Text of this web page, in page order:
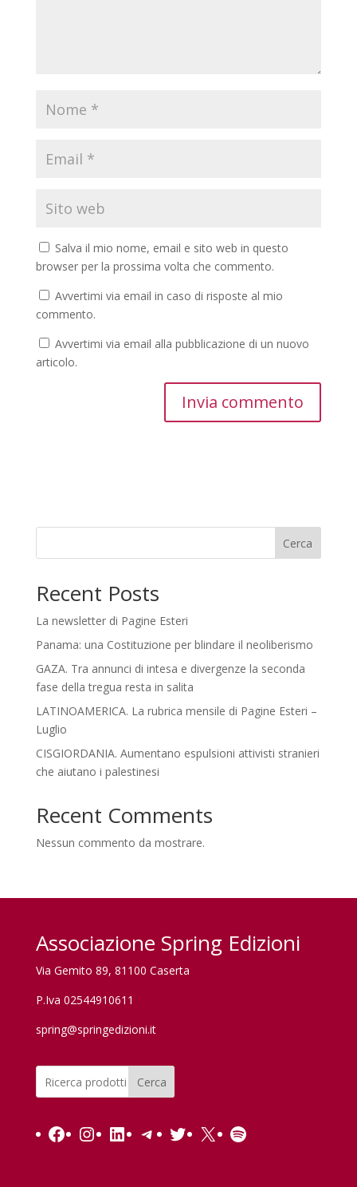
Salva il mio nome, email e sito web in questo
browser per la prossima volta che commento.
Avvertimi via email in caso di risposte al mio
commento.
Avvertimi via email alla pubblicazione di un nuovo
articolo.
Cerca
Recent Posts
La newsletter di Pagine Esteri
Panama: una Costituzione per blindare il neoliberismo
GAZA. Tra annunci di intesa e divergenze la seconda
fase della tregua resta in salita
LATINOAMERICA. La rubrica mensile di Pagine Esteri –
Luglio
CISGIORDANIA. Aumentano espulsioni attivisti stranieri
che aiutano i palestinesi
Recent Comments
Nessun commento da mostrare.
Associazione Spring Edizioni
Via Gemito 89, 81100 Caserta
P.Iva 02544910611
spring@springedizioni.it
Cerca
Facebook
Instagram
LinkedIn
Telegram
Twitter
X Spotify